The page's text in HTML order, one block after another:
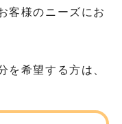
客様のニーズにお
を希望する方は、